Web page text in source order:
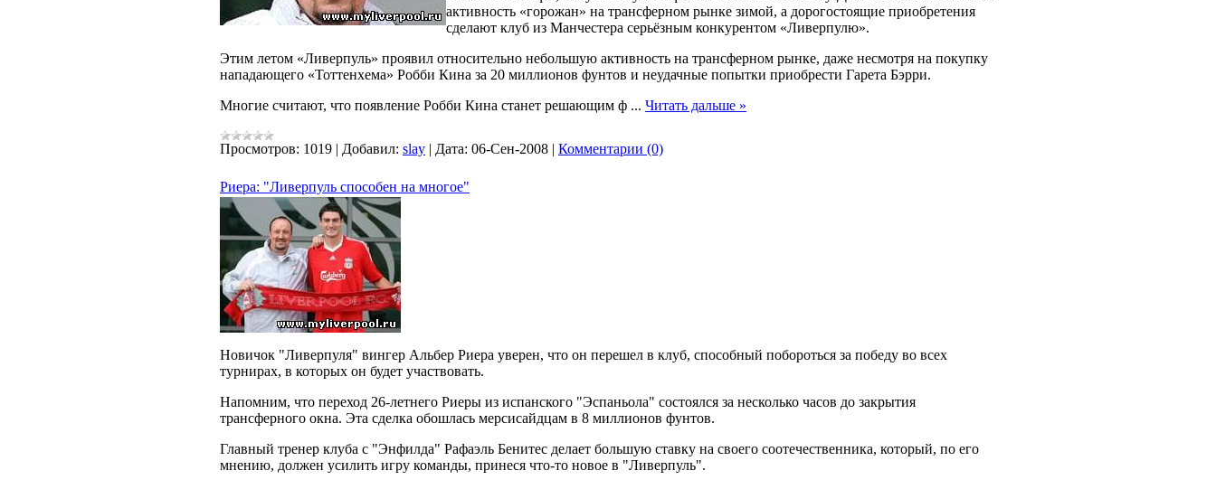
активность «горожан» на трансферном рынке зимой, а дорогостоящие приобретения
сделают клуб из Манчестера серьёзным конкурентом «Ливерпулю».
Этим летом «Ливерпуль» проявил относительно небольшую активность на трансферном рынке, даже несмотря на покупку
нападающего «Тоттенхема» Робби Кина за 20 миллионов фунтов и неудачные попытки приобрести Гарета Бэрри.
Многие считают, что появление Робби Кина станет решающим ф ... Читать дальше »
Просмотров: 1019 | Добавил: slay | Дата: 06-Сен-2008 | Комментарии (0)
Риера: "Ливерпуль способен на многое"
Новичок "Ливерпуля" вингер Альбер Риера уверен, что он перешел в клуб, способный побороться за победу во всех
турнирах, в которых он будет участвовать.
Напомним, что переход 26-летнего Риеры из испанского "Эспаньола" состоялся за несколько часов до закрытия
трансферного окна. Эта сделка обошлась мерсисайдцам в 8 миллионов фунтов.
Главный тренер клуба с "Энфилда" Рафаэль Бенитес делает большую ставку на своего соотечественника, который, по его
мнению, должен усилить игру команды, принеся что-то новое в "Ливерпуль".